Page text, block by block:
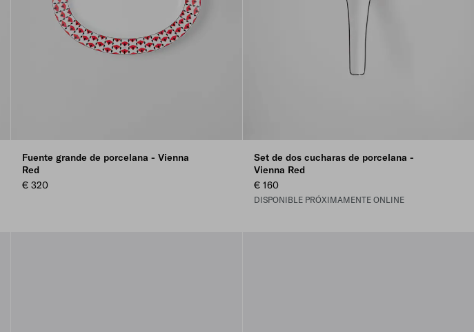
Fuente grande de porcelana - Vienna
Red
€ 320
Set de dos cucharas de porcelana -
Vienna Red
€ 160
DISPONIBLE PRÓXIMAMENTE ONLINE